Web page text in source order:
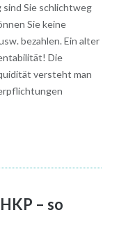
Sie schlichtweg
Sie keine
bezahlen. Ein alter
Die
versteht man
– so